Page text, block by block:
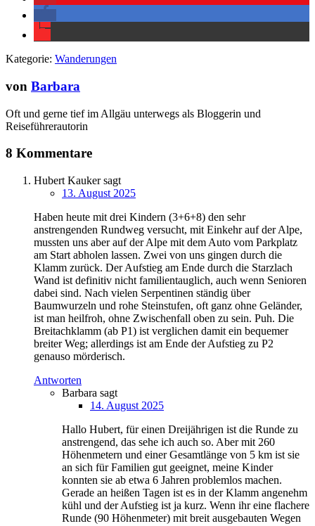
Kategorie: Wanderungen
von Barbara
Oft und gerne tief im Allgäu unterwegs als Bloggerin und
Reiseführerautorin
8 Kommentare
Hubert Kaukersagt
13. August 2025
Haben heute mit drei Kindern (3+6+8) den sehr
anstrengenden Rundweg versucht, mit Einkehr auf der Alpe,
mussten uns aber auf der Alpe mit dem Auto vom Parkplatz
am Start abholen lassen. Zwei von uns gingen durch die
Klamm zurück. Der Aufstieg am Ende durch die Starzlach
Wand ist definitiv nicht familientauglich, auch wenn Senioren
dabei sind. Nach vielen Serpentinen ständig über
Baumwurzeln und rohe Steinstufen, oft ganz ohne Geländer,
ist man heilfroh, ohne Zwischenfall oben zu sein. Puh. Die
Breitachklamm (ab P1) ist verglichen damit ein bequemer
breiter Weg; allerdings ist am Ende der Aufstieg zu P2
genauso mörderisch.
Antworten
Barbara sagt
14. August 2025
Hallo Hubert, für einen Dreijährigen ist die Runde zu
anstrengend, das sehe ich auch so. Aber mit 260
Höhenmetern und einer Gesamtlänge von 5 km ist sie
an sich für Familien gut geeignet, meine Kinder
konnten sie ab etwa 6 Jahren problemlos machen.
Gerade an heißen Tagen ist es in der Klamm angenehm
kühl und der Aufstieg ist ja kurz. Wenn ihr eine flachere
Runde (90 Höhenmeter) mit breit ausgebauten Wegen